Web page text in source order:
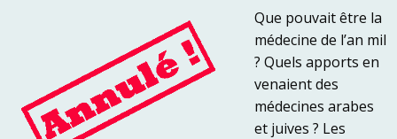
Que pouvait être la
médecine de l’an mil
? Quels apports en
venaient des
médecines arabes
et juives ? Les